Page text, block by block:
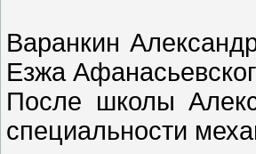
Варанкин
Езжа
После школы
специальности